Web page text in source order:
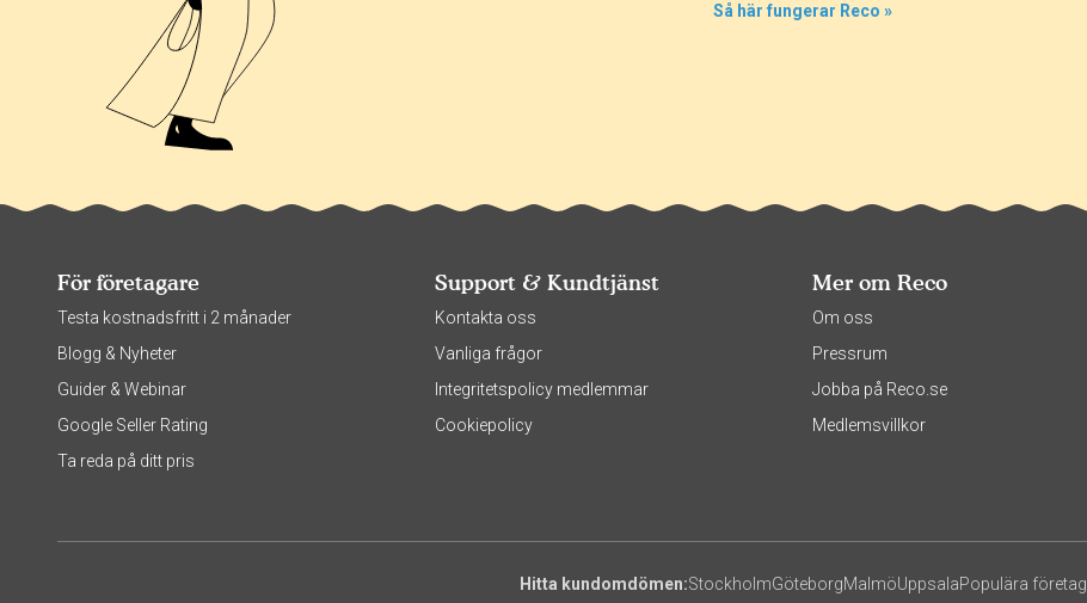
Så här fungerar Reco »
För företagare
Testa kostnadsfritt i 2 månader
Blogg & Nyheter
Guider & Webinar
Google Seller Rating
Ta reda på ditt pris
Support & Kundtjänst
Kontakta oss
Vanliga frågor
Integritetspolicy medlemmar
Cookiepolicy
Mer om Reco
Om oss
Pressrum
Jobba på Reco.se
Medlemsvillkor
Hitta kundomdömen:StockholmGöteborgMalmöUppsalaPopulära företag